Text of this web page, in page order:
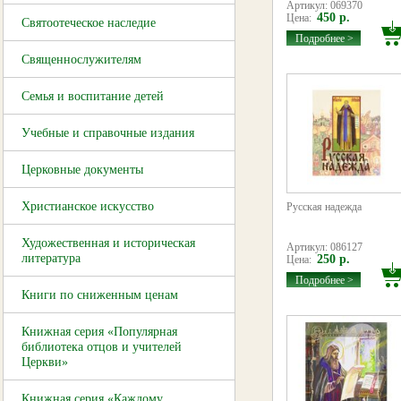
Святоотеческое наследие
Священнослужителям
Семья и воспитание детей
Учебные и справочные издания
Церковные документы
Христианское искусство
Художественная и историческая
литература
Книги по сниженным ценам
Книжная серия «Популярная
библиотека отцов и учителей
Церкви»
Артикул: 069370
Цена: 450 р.
Подробнее >
Русская надежда
Артикул: 086127
Цена: 250 р.
Подробнее >